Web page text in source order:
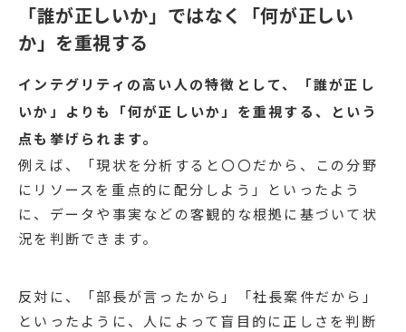
「誰が正しいか」ではなく「何が正しい
か」を重視する
インテグリティの高い人の特徴として、「誰が正し
いか」よりも「何が正しいか」を重視する、という
点も挙げられます。
例えば、「現状を分析すると〇〇だから、この分野
にリソースを重点的に配分しよう」といったよう
に、データや事実などの客観的な根拠に基づいて状
況を判断できます。
反対に、「部長が言ったから」「社長案件だから」
といったように、人によって盲目的に正しさを判断